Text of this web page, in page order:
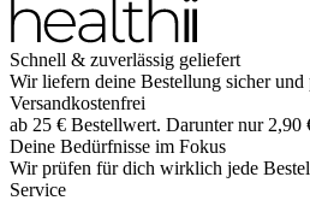
Schnell & zuverlässig geliefert
Wir liefern deine Bestellung sicher und
Versandkostenfrei
ab 25 € Bestellwert. Darunter nur 2,90
Deine Bedürfnisse im Fokus
Wir prüfen für dich wirklich jede
Service